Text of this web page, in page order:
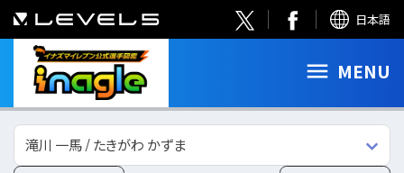
日本語
MENU
滝川 一馬 / たきがわ かずま